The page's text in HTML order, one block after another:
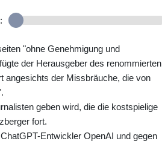
"ohne Genehmigung und
der Herausgeber des renommierten
angesichts der Missbräuche, die von
geben wird, die die kostspielige
fort.
Entwickler OpenAI und gegen